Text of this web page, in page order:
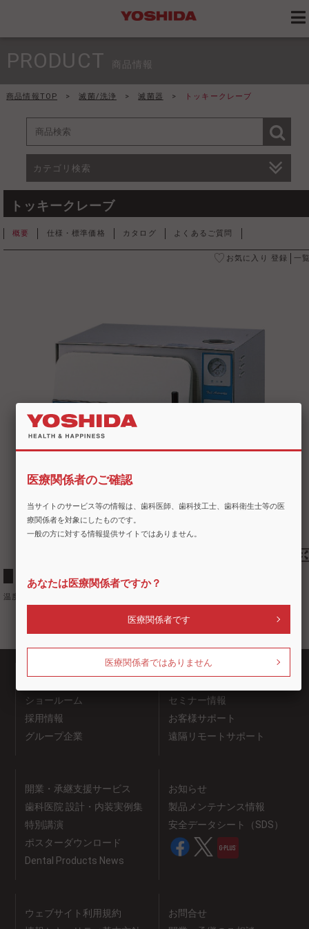
PRODUCT 商品情報
商品情報TOP > 滅菌/洗浄 > 滅菌器 > トッキークレーブ
カテゴリ検索
トッキークレーブ
概要 仕様・標準価格 カタログ よくあるご質問
お気に入り 登録 一
温度スイッチを選択するだけの全自動タイプ
温度スイッチ（121℃もしくは132℃）を選択するだけの全自動タイプ。
ショールーム
採用情報
グループ企業
セミナー情報
お客様サポート
遠隔リモートサポート
開業・承継支援サービス
歯科医院 設計・内装実例集
特別講演
ポスターダウンロード
Dental Products News
お知らせ
製品メンテナンス情報
安全データシート（SDS）
ウェブサイト利用規約
お問合せ
医療関係者のご確認
当サイトのサービス等の情報は、歯科医師、歯科技工士、歯科衛生士等の医
療関係者を対象にしたものです。
一般の方に対する情報提供サイトではありません。
あなたは医療関係者ですか？
医療関係者です
医療関係者ではありません